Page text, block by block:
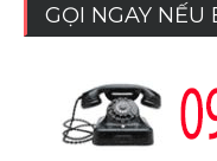
GỌI NGAY